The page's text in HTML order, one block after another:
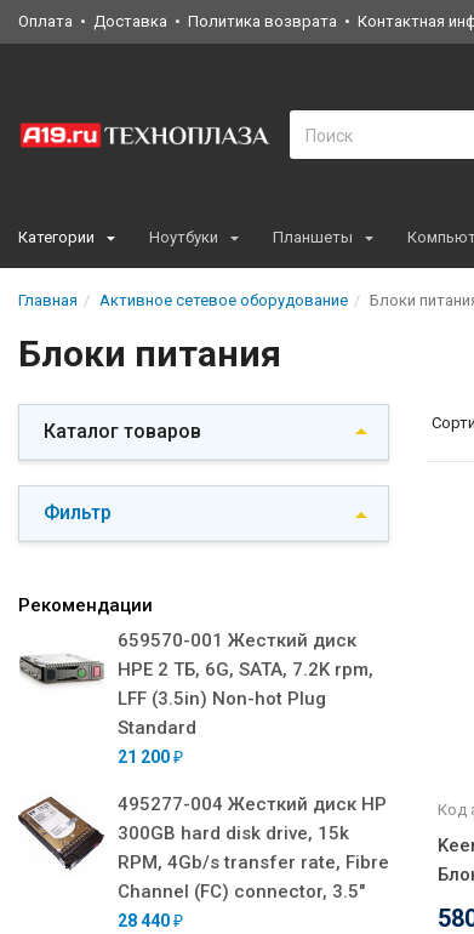
Оплата Доставка Политика возврата Контактная
Категории Ноутбуки Планшеты
Главная Активное сетевое оборудование Блоки
Блоки питания
Каталог товаров
Фильтр
Рекомендации
659570-001 Жесткий диск
HPE 2 ТБ, 6G, SATA, 7.2K rpm,
LFF (3.5in) Non-hot Plug
Standard
21 200 ₽
495277-004 Жесткий диск HP
300GB hard disk drive, 15k
RPM, 4Gb/s transfer rate, Fibre
Channel (FC) connector, 3.5"
28 440 ₽
Код